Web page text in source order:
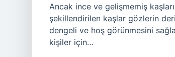
Ancak ince ve gelişmemiş
şekillendirilen kaşlar gözlerin
dengeli ve hoş görünmesini
kişiler için…